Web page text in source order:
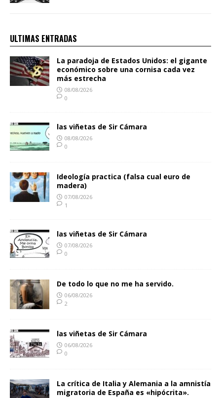
ULTIMAS ENTRADAS
La paradoja de Estados Unidos: el gigante
económico sobre una cornisa cada vez
más estrecha
08/08/2026
0
las viñetas de Sir Cámara
08/08/2026
0
Ideología practica (falsa cual euro de
madera)
07/08/2026
1
las viñetas de Sir Cámara
07/08/2026
0
De todo lo que no me ha servido.
06/08/2026
2
las viñetas de Sir Cámara
06/08/2026
0
La crítica de Italia y Alemania a la amnistía
migratoria de España es «hipócrita».